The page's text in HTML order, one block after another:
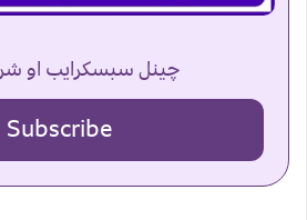
چینل سبسکرایب او
Subscribe